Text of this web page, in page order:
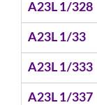
A23L 1/328
A23L 1/33
A23L 1/333
A23L 1/337